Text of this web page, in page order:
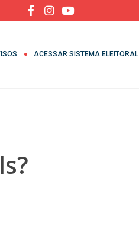
ACESSAR SISTEMA ELEITORAL